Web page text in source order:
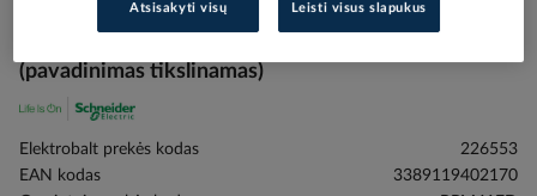
gallery
CONTROL PANEL COMPONENTS, CONTROL
(pavadinimas tikslinamas)
Elektrobalt prekės kodas
226553
EAN kodas
3389119402170
Atsisakyti visų Leisti visus slapukus